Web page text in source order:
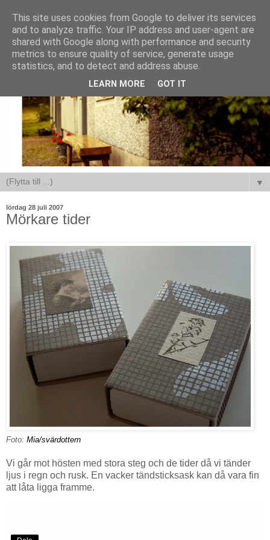
▼
lördag 28 juli 2007
Mörkare tider
Foto: Mia/svärdottern
Vi går mot hösten med stora steg och de tider då vi tänder
ljus i regn och rusk. En vacker tändsticksask kan då vara fin
att låta ligga framme.
This site uses cookies from Google to deliver its services
and to analyze traffic. Your IP address and user-agent are
shared with Google along with performance and security
metrics to ensure quality of service, generate usage
statistics, and to detect and address abuse.
LEARN MORE GOT IT